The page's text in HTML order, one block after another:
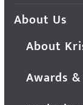
About Us
About
Awards